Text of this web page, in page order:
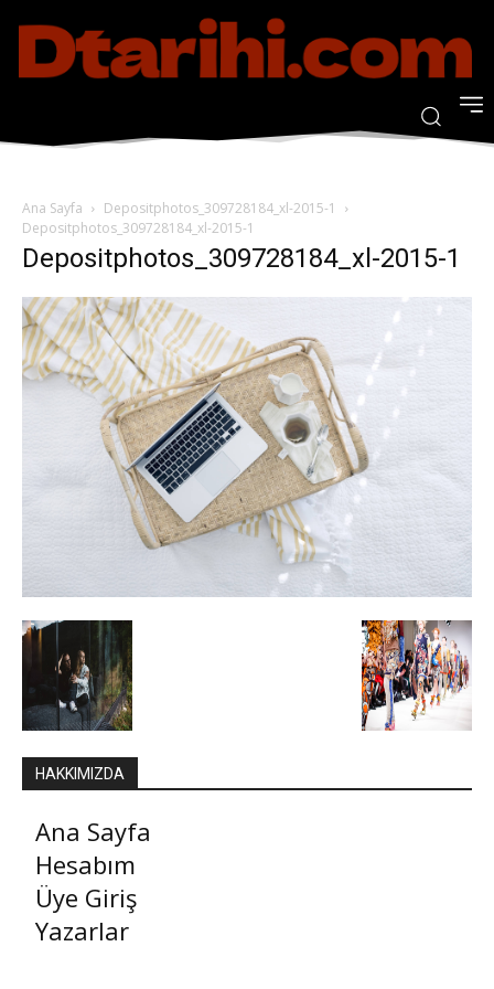
Ana Sayfa
Depositphotos_309728184_xl-2015-1
Depositphotos_309728184_xl-2015-1
Depositphotos_309728184_xl-2015-1
HAKKIMIZDA
Ana Sayfa
Hesabım
Üye Giriş
Yazarlar